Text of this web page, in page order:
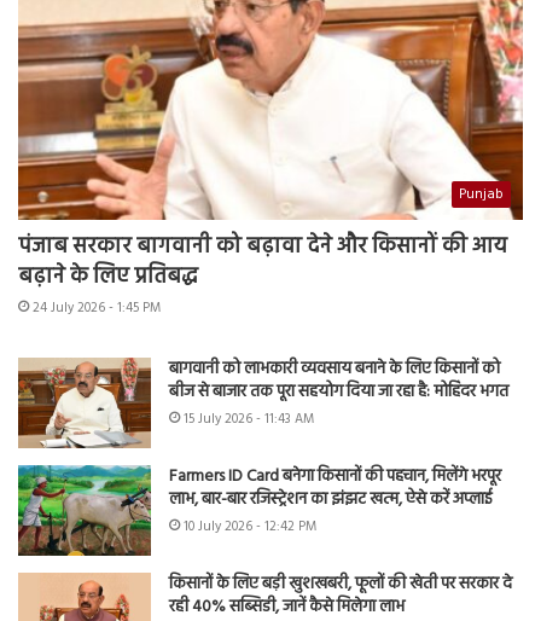
Punjab
पंजाब सरकार बागवानी को बढ़ावा देने और किसानों की आय
बढ़ाने के लिए प्रतिबद्ध
24 July 2026 - 1:45 PM
बागवानी को लाभकारी व्यवसाय बनाने के लिए किसानों को
बीज से बाजार तक पूरा सहयोग दिया जा रहा है: मोहिंदर भगत
15 July 2026 - 11:43 AM
Farmers ID Card बनेगा किसानों की पहचान, मिलेंगे भरपूर
लाभ, बार-बार रजिस्ट्रेशन का झंझट खत्म, ऐसे करें अप्लाई
10 July 2026 - 12:42 PM
किसानों के लिए बड़ी खुशखबरी, फूलों की खेती पर सरकार दे
रही 40% सब्सिडी, जानें कैसे मिलेगा लाभ